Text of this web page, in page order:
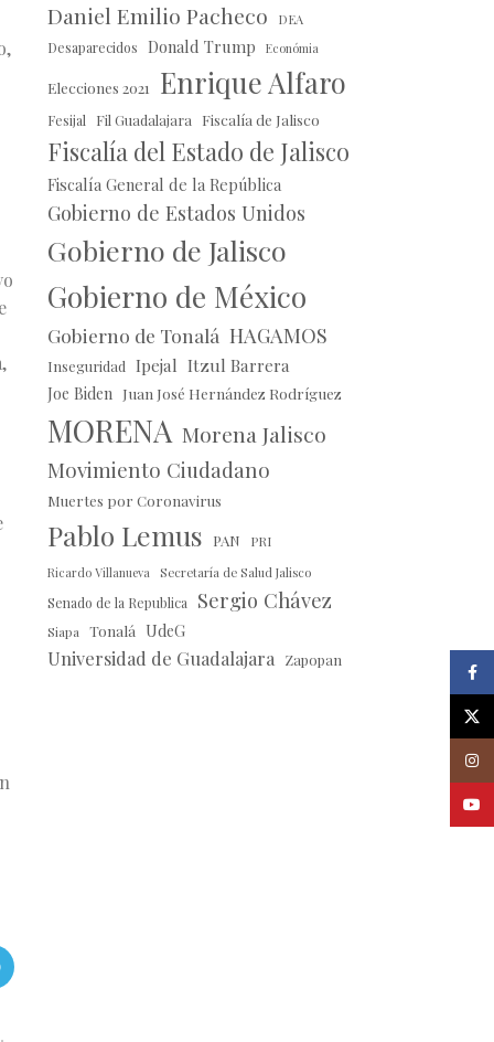
Daniel Emilio Pacheco DEA
Desaparecidos Donald Trump Económia
Elecciones 2021 Enrique Alfaro
Fesijal Fil Guadalajara Fiscalía de Jalisco
Fiscalía del Estado de Jalisco
Fiscalía General de la República
Gobierno de Estados Unidos
Gobierno de Jalisco
Gobierno de México
Gobierno de Tonalá HAGAMOS
Inseguridad Ipejal Itzul Barrera
Joe Biden Juan José Hernández Rodríguez
MORENA Morena Jalisco
Movimiento Ciudadano
Muertes por Coronavirus
Pablo Lemus PAN PRI
Ricardo Villanueva Secretaría de Salud Jalisco
Senado de la Republica Sergio Chávez
Siapa Tonalá UdeG
Universidad de Guadalajara Zapopan